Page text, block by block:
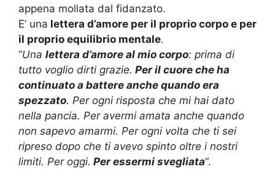
appena mollata dal fidanzato.
E’ una lettera d’amore per il proprio corpo e per
il proprio equilibrio mentale.
“Una lettera d’amore al mio corpo: prima di
tutto voglio dirti grazie. Per il cuore che ha
continuato a battere anche quando era
spezzato. Per ogni risposta che mi hai dato
nella pancia. Per avermi amata anche quando
non sapevo amarmi. Per ogni volta che ti sei
ripreso dopo che ti avevo spinto oltre i nostri
limiti. Per oggi. Per essermi svegliata“.